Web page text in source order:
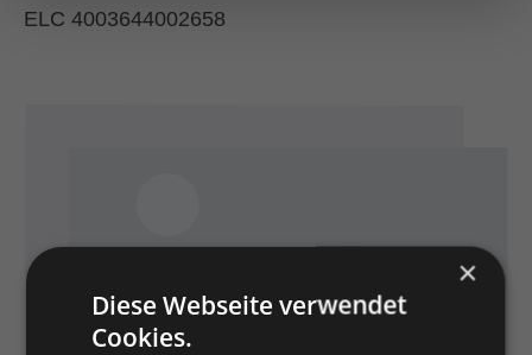
ELC 4003644002658
×
Diese Webseite verwendet
Cookies.